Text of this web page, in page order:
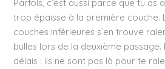
Parfois, c’est aussi parce que tu as
trop épaisse à la première couche.
couches inférieures s’en trouve
bulles lors de la deuxième
délais : ils ne sont pas là pour te